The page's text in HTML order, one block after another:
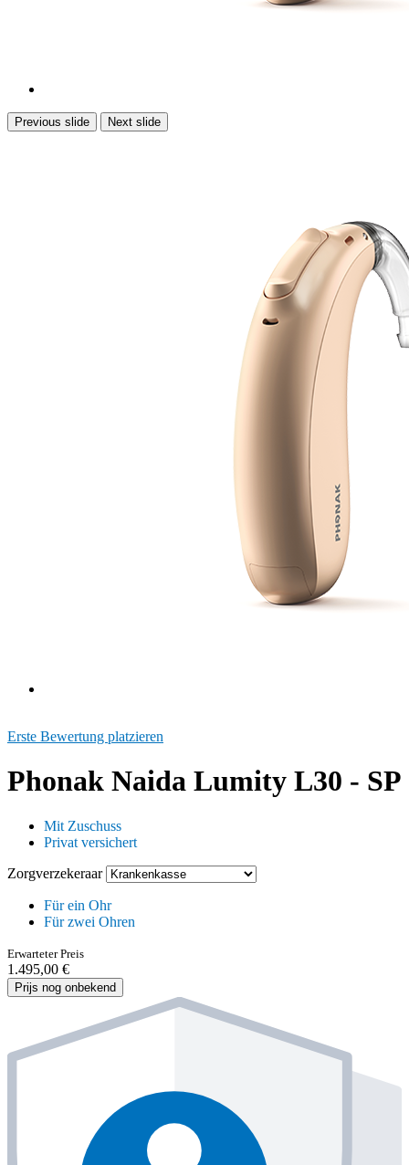
Previous slide Next slide
Erste Bewertung platzieren
Phonak Naida Lumity L30 - SP
Mit Zuschuss
Privat versichert
Zorgverzekeraar
Für ein Ohr
Für zwei Ohren
Erwarteter Preis
1.495,00 €
Prijs nog onbekend